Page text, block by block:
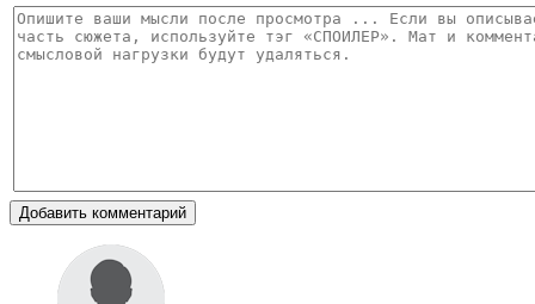
Добавить комментарий